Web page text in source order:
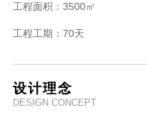
工程面积： 3500㎡
工程工期： 70天
设计理念
DESIGN CONCEPT